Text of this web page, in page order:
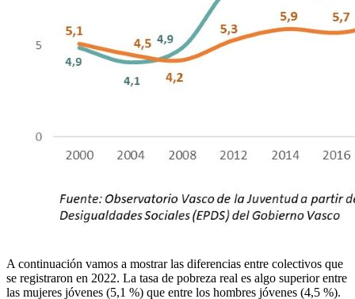
A continuación vamos a mostrar las diferencias entre colectivos que
se registraron en 2022. La tasa de pobreza real es algo superior entre
las mujeres jóvenes (5,1 %) que entre los hombres jóvenes (4,5 %).